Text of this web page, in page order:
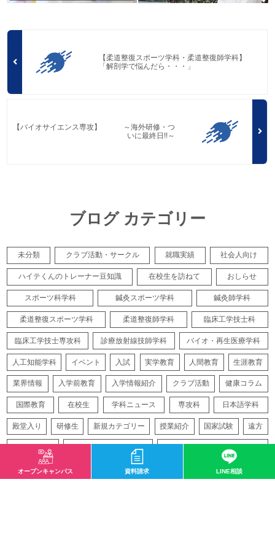
【柔道整復スポーツ学科・柔道整復師学科】
「解剖学で悩んだら・・・」
【バイオサイエンス専攻】 ～海外研修・つ
いに最終日!!～
ブログ カテゴリー
未分類 クラブ活動・サークル 就職実績 社会人向け
ハイテくんのトレーナー豆知識 在校生を訪ねて おしらせ
スポーツ科学科 鍼灸スポーツ学科 鍼灸師学科
柔道整復スポーツ学科 柔道整復師学科 臨床工学技士科
臨床工学技士専攻科 診療放射線技師学科 バイオ・再生医療学科
人工知能学科 イベント 入試 実学教育 人間教育 生涯教育
業界情報 入学前教育 入学情報紹介 クラブ活動 健康コラム
国際教育 在校生 学科ニュース 専攻科 日本語学科
殿堂入り 研修生 新規カテゴリー 授業紹介 国家試験 遠方
バイオテクノロジー アスレティックトレーナー
オープンキャンパス 資料請求 LINE相談